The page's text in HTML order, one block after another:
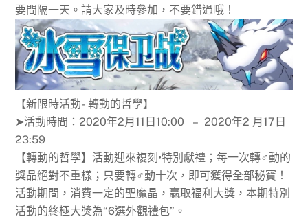
要間隔一天。請大家及時參加，不要錯過哦！
【新限時活動- 轉動的哲學】
➤活動時間：2020年2月11日10:00 – 2020年2 月17日
23:59
【轉動的哲學】活動迎來複刻•特別獻禮；每一次轉♂動的
獎品絕對不重樣；只要轉♂動十次，即可獲得全部秘寶！
活動期間，消費一定的聖魔晶，贏取福利大獎，本期特別
活動的終極大獎為“6選外觀禮包”。